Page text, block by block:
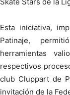
Skate Stars de la
Esta iniciativa,
Patinaje,
herramientas
respectivos
club Cluppart de
invitación de la